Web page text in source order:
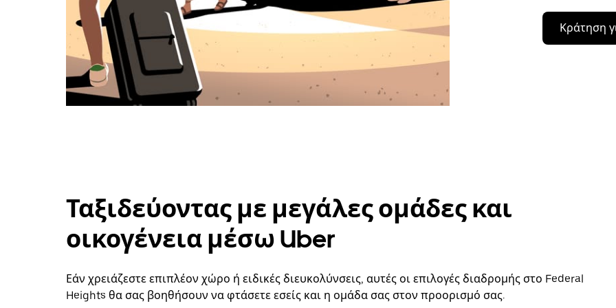
Κράτηση
Ταξιδεύοντας με μεγάλες ομάδες και
οικογένεια μέσω Uber
Εάν χρειάζεστε επιπλέον χώρο ή ειδικές διευκολύνσεις, αυτές οι επιλογές διαδρομής στο Federal
Heights θα σας βοηθήσουν να φτάσετε εσείς και η ομάδα σας στον προορισμό σας.